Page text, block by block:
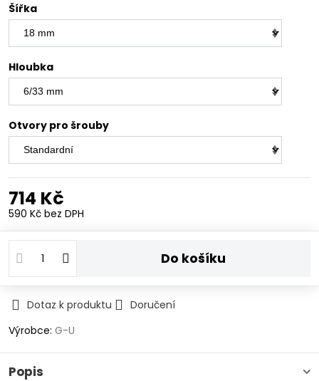
Šířka
Hloubka
Otvory pro šrouby
714 Kč
590 Kč bez DPH
Do košíku
Dotaz k produktu
Doručení
Výrobce: G-U
Popis